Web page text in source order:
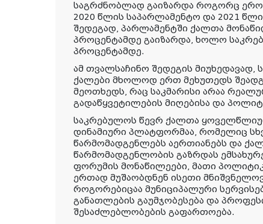
საგრძნობლად გაიზარდა როგორც
2020 წლის საპარლამენტო და 2021
შედეგად, პარლამენტში ქალთა
პროცენტამდე გაიზარდა, ხოლო
პროცენტამდე.
ამ თვალსაჩინო შედეგის
ქალები მხოლოდ ერთ მეხუთედს
მეოთხედს, რაც საკმარისი არაა
გადაწყვეტილების მიღებისა და
საკრებულოს წევრ ქალთა
დინამიური პლატფორმაა, რომელიც
წარმომადგენლებს აერთიანებს და
წარმომადგენლობის გაზრდას
ფორუმის მონაწილეები, მათი
ერთად მუშაობდნენ ისეთი
როგორებიცაა მუნიციპალური
განათლების გაუმჯობესება და
შესაძლებლობების გაფართოება.